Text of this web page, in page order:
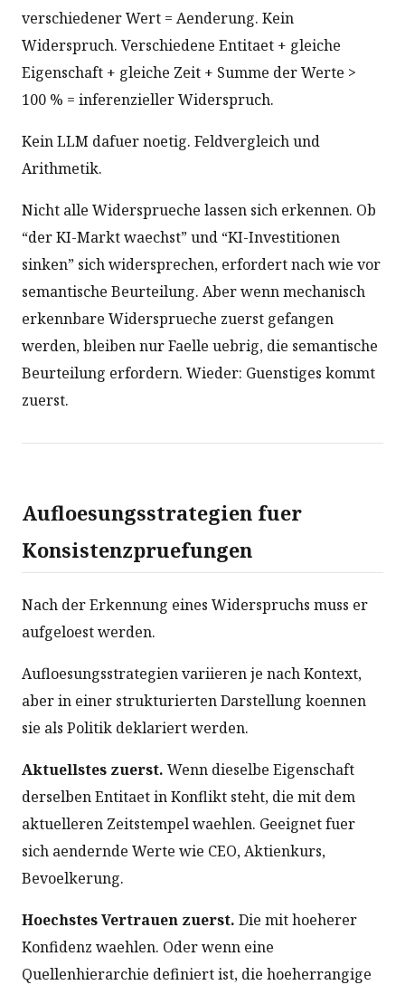
verschiedener Wert = Aenderung. Kein
Widerspruch. Verschiedene Entitaet + gleiche
Eigenschaft + gleiche Zeit + Summe der Werte >
100 % = inferenzieller Widerspruch.
Kein LLM dafuer noetig. Feldvergleich und
Arithmetik.
Nicht alle Widersprueche lassen sich erkennen. Ob
“der KI-Markt waechst” und “KI-Investitionen
sinken” sich widersprechen, erfordert nach wie vor
semantische Beurteilung. Aber wenn mechanisch
erkennbare Widersprueche zuerst gefangen
werden, bleiben nur Faelle uebrig, die semantische
Beurteilung erfordern. Wieder: Guenstiges kommt
zuerst.
Aufloesungsstrategien fuer
Konsistenzpruefungen
Nach der Erkennung eines Widerspruchs muss er
aufgeloest werden.
Aufloesungsstrategien variieren je nach Kontext,
aber in einer strukturierten Darstellung koennen
sie als Politik deklariert werden.
Aktuellstes zuerst. Wenn dieselbe Eigenschaft
derselben Entitaet in Konflikt steht, die mit dem
aktuelleren Zeitstempel waehlen. Geeignet fuer
sich aendernde Werte wie CEO, Aktienkurs,
Bevoelkerung.
Hoechstes Vertrauen zuerst. Die mit hoeherer
Konfidenz waehlen. Oder wenn eine
Quellenhierarchie definiert ist, die hoeherrangige